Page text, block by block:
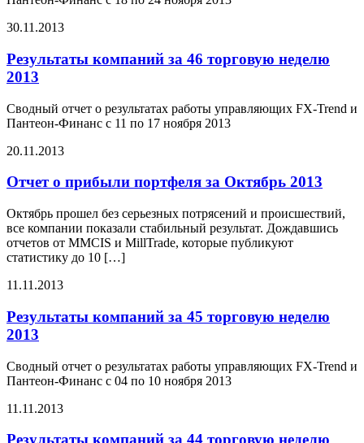
30.11.2013
Результаты компаний за 46 торговую неделю
2013
Сводный отчет о результатах работы управляющих FX-Trend и
Пантеон-Финанс с 11 по 17 ноября 2013
20.11.2013
Отчет о прибыли портфеля за Октябрь 2013
Октябрь прошел без серьезных потрясений и происшествий,
все компании показали стабильный результат. Дождавшись
отчетов от MMCIS и MillTrade, которые публикуют
статистику до 10 […]
11.11.2013
Результаты компаний за 45 торговую неделю
2013
Сводный отчет о результатах работы управляющих FX-Trend и
Пантеон-Финанс с 04 по 10 ноября 2013
11.11.2013